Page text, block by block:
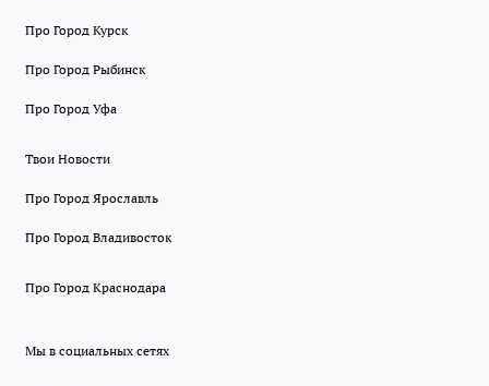
Про Город Курск
Про Город Рыбинск
Про Город Уфа
Твои Новости
Про Город Ярославль
Про Город Владивосток
Про Город Краснодара
Мы в социальных сетях